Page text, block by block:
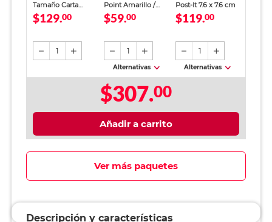
Tamaño Carta
Navigator
$129.00
1
Point Amarillo /
Punto fino / Tinta
$59.00
1
Alternativas
Post-It 7.6 x 7.6 cm
$119.00
1
Alternativas
$307.00
Añadir a carrito
Ver más paquetes
Descripción y características